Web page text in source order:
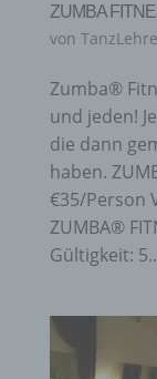
ZUMBA
von
Zumba®
und jeden!
die dann
haben.
€35/Person
ZUMBA®
Gültigkeit: